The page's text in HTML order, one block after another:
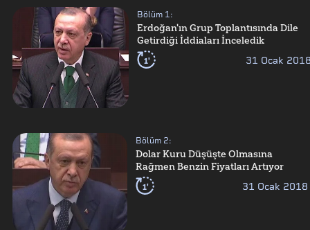
Bölüm 1:
Erdoğan'ın Grup Toplantısında Dile
Getirdiği İddiaları İnceledik
1' 31 Ocak
Bölüm 2:
Dolar Kuru Düşüşte Olmasına
Rağmen Benzin Fiyatları Artıyor
1' 31 Ocak 2018